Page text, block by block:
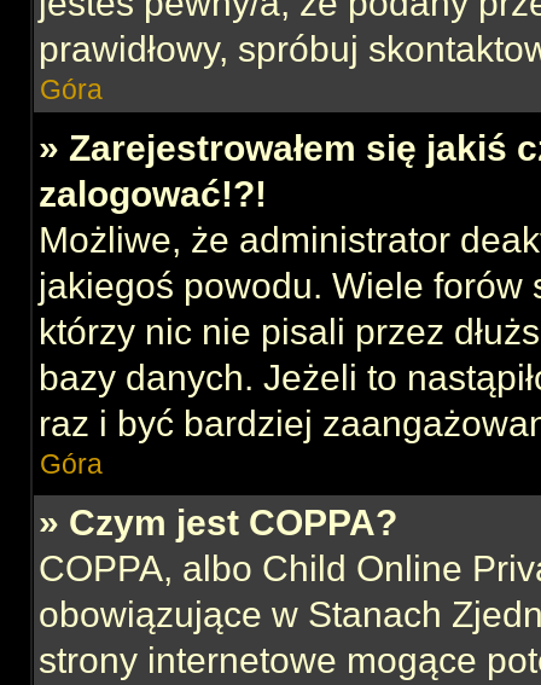
prawidłowy, spróbuj
Góra
» Zarejestrowałem się jakiś
zalogować!?!
Możliwe, że administrator
jakiegoś powodu. Wiele forów
którzy nic nie pisali przez
bazy danych. Jeżeli to
raz i być bardziej
Góra
» Czym jest COPPA?
COPPA, albo Child Online
obowiązujące w Stanach
strony internetowe mogące